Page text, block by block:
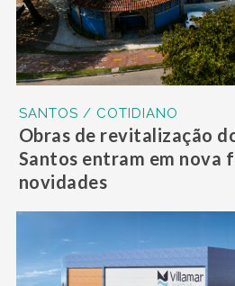
SANTOS / COTIDIANO
Obras de revitalização
Santos entram em nova
novidades